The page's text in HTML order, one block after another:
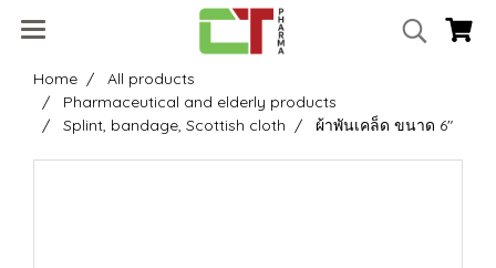
Home
All products
Pharmaceutical and elderly products
Splint, bandage, Scottish cloth
ผ้าพันเคล็ด ขนาด 6"